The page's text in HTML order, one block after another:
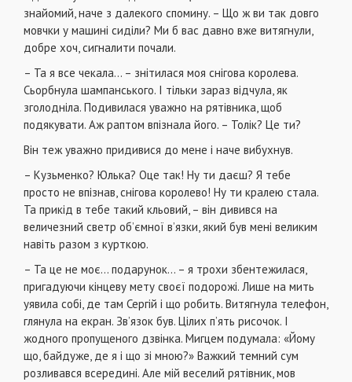
знайомий, наче з далекого спомину. – Що ж ви так довго
мовчки у машині сиділи? Ми б вас давно вже витягнули,
добре хоч, сигналити почали.
– Та я все чекала… – знітилася моя снігова королева.
Сьорбнула шампанського. І тільки зараз відчула, як
зголодніла. Подивилася уважно на рятівника, щоб
подякувати. Аж раптом впізнала його. – Толік? Це ти?
Він теж уважно придивися до мене і наче вибухнув.
– Кузьменко? Юлька? Оце так! Ну ти даєш? Я тебе
просто не впізнав, снігова королево! Ну ти кралею стала.
Та прикід в тебе такий кльовий, – він дивився на
величезний светр об’ємної в’язки, який був мені великим
навіть разом з курткою.
– Та це не моє… подарунок… – я трохи збентежилася,
пригадуючи кінцеву мету своєї подорожі. Лише на мить
уявила собі, де там Сергій і що робить. Витягнула телефон,
глянула на екран. Зв’язок був. Цілих п’ять рисочок. І
жодного пропущеного дзвінка. Мигцем подумала: «Йому
що, байдуже, де я і що зі мною?» Важкий темний сум
розливався всередині. Але мій веселий рятівник, мов